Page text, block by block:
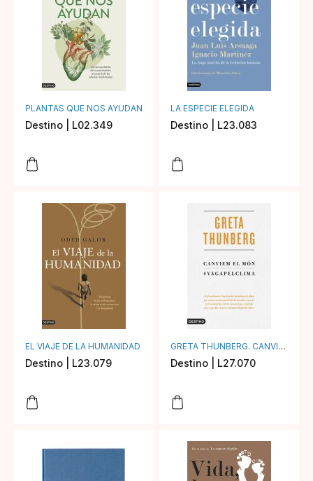
PLANTAS QUE NOS AYUDAN
Destino | L02.349
LA ESPECIE ELEGIDA
Destino | L23.083
EL VIAJE DE LA HUMANIDAD
Destino | L23.079
GRETA THUNBERG. CANVIEM EL MÓN
Destino | L27.070